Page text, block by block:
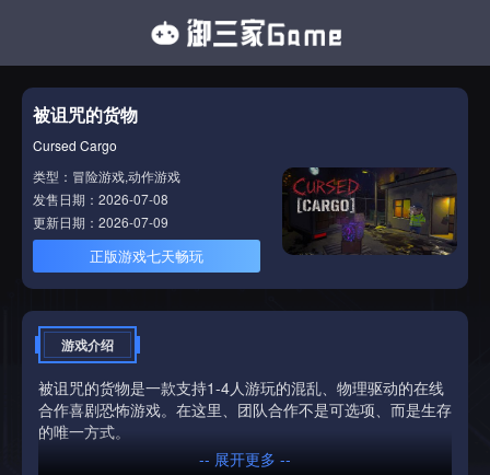
被诅咒的货物
Cursed Cargo
类型：冒险游戏,动作游戏
发售日期：2026-07-08
更新日期：2026-07-09
正版游戏七天畅玩
游戏介绍
被诅咒的货物是一款支持1-4人游玩的混乱、物理驱动的在线
合作喜剧恐怖游戏。在这里、团队合作不是可选项、而是生存
的唯一方式。
-- 展开更多 --